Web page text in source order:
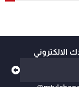
الالكتروني